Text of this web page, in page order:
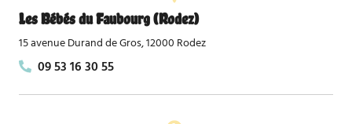
Les Bébés du Faubourg (Rodez)
15 avenue Durand de Gros, 12000 Rodez
09 53 16 30 55